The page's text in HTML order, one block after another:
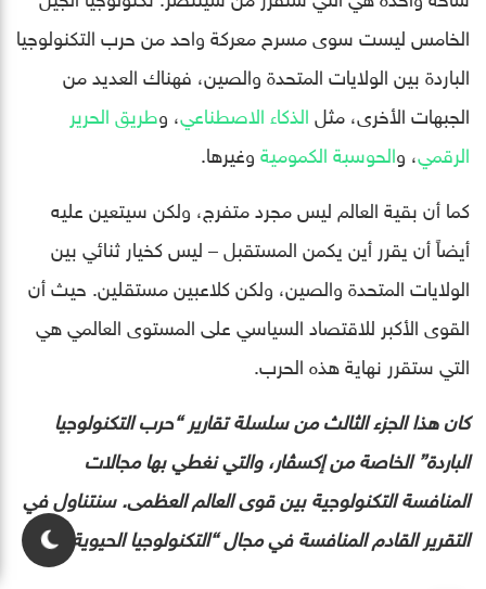
الخامس ليست سوى مسرح معركة واحد من حرب التكنولوجيا
الباردة بين الولايات المتحدة والصين، فهناك العديد من
الجبهات الأخرى، مثلالذكاء الاصطناعي، وطريق الحرير
الرقمي، والحوسبة الكموميةوغيرها.
كما أن بقية العالم ليس مجرد متفرج، ولكن سيتعين عليه
أيضاً أن يقرر أين يكمن المستقبل – ليس كخيار ثنائي بين
الولايات المتحدة والصين، ولكن كلاعبين مستقلين. حيث أن
القوى الأكبر للاقتصاد السياسي على المستوى العالمي هي
التي ستقرر نهاية هذه الحرب.
كان هذا الجزء الثالث من سلسلة تقارير “حرب التكنولوجيا
الباردة” الخاصة من إكسڤار، والتي نغطي بها مجالات
المنافسة التكنولوجية بين قوى العالم العظمى. سنتناول في
التقرير القادم المنافسة في مجال “التكنولوجيا الحيوية”